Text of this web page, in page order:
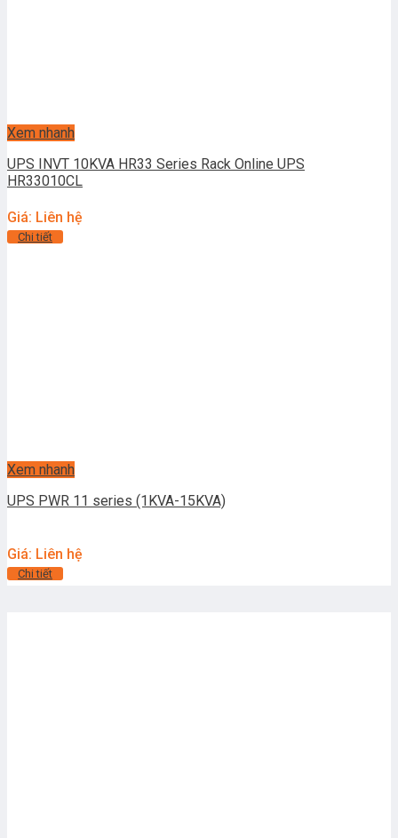
Xem nhanh
UPS INVT 10KVA HR33 Series Rack Online UPS
HR33010CL
Giá: Liên hệ
Chi tiết
Xem nhanh
UPS PWR 11 series (1KVA-15KVA)
Giá: Liên hệ
Chi tiết